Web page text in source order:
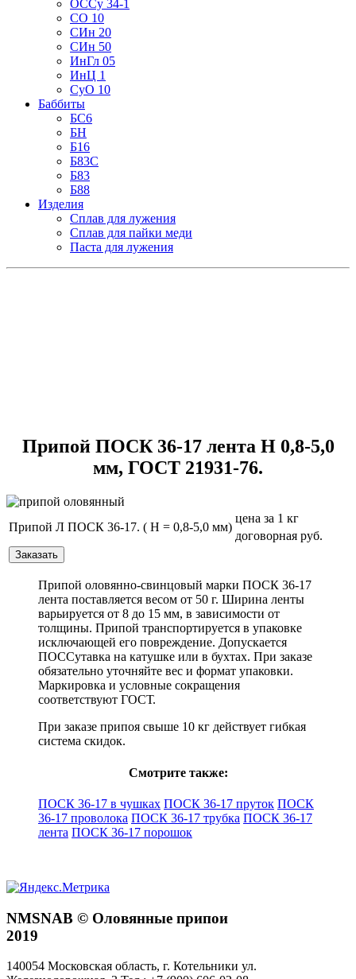
ОССу 34-1
СО 10
СИн 20
СИн 50
ИнГл 05
ИнЦ 1
СуО 10
Баббиты
БС6
БН
Б16
Б83С
Б83
Б88
Изделия
Сплав для лужения
Сплав для пайки меди
Паста для лужения
Припой ПОСК 36-17 лента H 0,8-5,0
мм, ГОСТ 21931-76.
Припой Л ПОСК 36-17. ( Н = 0,8-5,0 мм)
цена за 1 кг
договорная руб.
Припой оловянно-свинцовый марки ПОСК 36-17
лента поставляется весом от 50 г. Ширина ленты
варьируется от 8 до 15 мм, в зависимости от
толщины. Припой транспортируется в упаковке
исключающей его повреждение. Допускается
ПОССутавка на катушке или в бухтах. При заказе
обязательно уточняйте вес и формат упаковки.
Маркировка и условные сокращения
соответствуют ГОСТ.
При заказе припоя свыше 10 кг действует гибкая
система скидок.
Смотрите также:
ПОСК 36-17 в чушках ПОСК 36-17 пруток ПОСК
36-17 проволока ПОСК 36-17 трубка ПОСК 36-17
лента ПОСК 36-17 порошок
NMSNAB © Оловянные припои
2019
140054 Московская область, г. Котельники ул.